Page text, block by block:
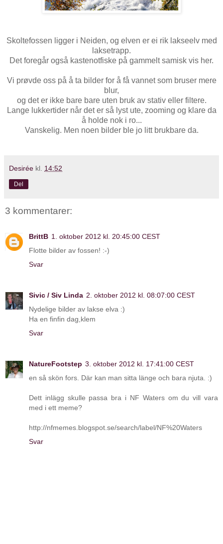
Skoltefossen ligger i Neiden, og elven er ei rik lakseelv med
laksetrapp.
Det foregår også kastenotfiske på gammelt samisk vis her.
Vi prøvde oss på å ta bilder for å få vannet som bruser mere
blur,
og det er ikke bare bare uten bruk av stativ eller filtere.
Lange lukkertider når det er så lyst ute, zooming og klare da
å holde nok i ro...
Vanskelig. Men noen bilder ble jo litt brukbare da.
Desirée kl. 14:52
Del
3 kommentarer:
BrittB 1. oktober 2012 kl. 20:45:00 CEST
Flotte bilder av fossen! :-)
Svar
Sivic / Siv Linda 2. oktober 2012 kl. 08:07:00 CEST
Nydelige bilder av lakse elva :)
Ha en finfin dag,klem
Svar
NatureFootstep 3. oktober 2012 kl. 17:41:00 CEST
en så skön fors. Där kan man sitta länge och bara njuta. :)
Dett inlägg skulle passa bra i NF Waters om du vill vara
med i ett meme?
http://nfmemes.blogspot.se/search/label/NF%20Waters
Svar